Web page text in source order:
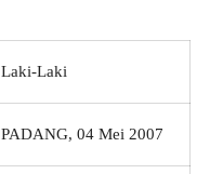
Laki-Laki
PADANG, 04 Mei 2007